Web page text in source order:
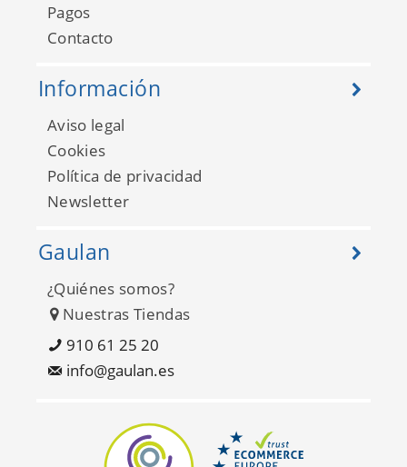
Pagos
Contacto
Información
Aviso legal
Cookies
Política de privacidad
Newsletter
Gaulan
¿Quiénes somos?
Nuestras Tiendas
910 61 25 20
info@gaulan.es